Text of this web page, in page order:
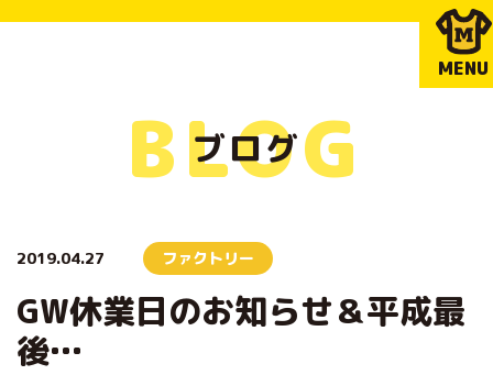
MENU
ブログ
BLOG
2019.04.27 ファクトリー
GW休業日のお知らせ＆平成最
後…